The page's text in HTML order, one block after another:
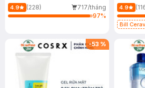
500ml
4.9 (228)
717/tháng
97%
473ml
4.9
Bill
-53 %